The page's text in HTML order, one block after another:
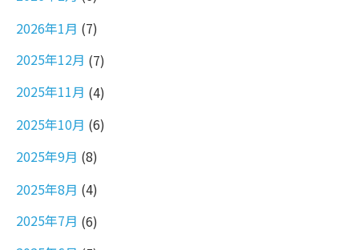
2026年1月 (7)
2025年12月 (7)
2025年11月 (4)
2025年10月 (6)
2025年9月 (8)
2025年8月 (4)
2025年7月 (6)